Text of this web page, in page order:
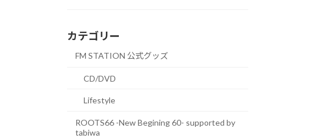
カテゴリー
FM STATION 公式グッズ
CD/DVD
Lifestyle
ROOTS66 -New Begining 60- supported by
tabiwa